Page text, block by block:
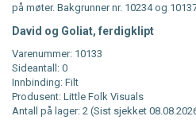
på møter. Bakgrunner nr. 10234 og
David og Goliat, ferdigklipt
Varenummer: 10133
Sideantall: 0
Innbinding: Filt
Produsent: Little Folk Visuals
Antall på lager: 2 (Sist sjekket